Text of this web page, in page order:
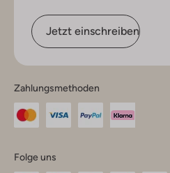
Jetzt einschreiben
Zahlungsmethoden
Folge uns